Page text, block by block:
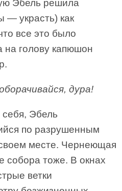
Эбель решила
— украсть) как
все это было
на голову капюшон
дура!
Эбель
по разрушенным
месте. Чернеющая
собора тоже. В окнах
ветки